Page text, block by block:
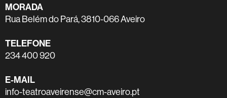
MORADA
Rua Belém do Pará, 3810-066 Aveiro
TELEFONE
234 400 920
E-MAIL
info-teatroaveirense@cm-aveiro.pt